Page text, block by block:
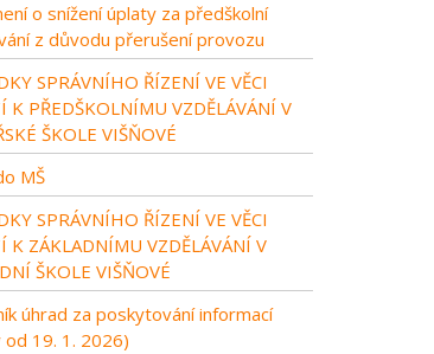
o snížení úplaty za předškolní
z důvodu přerušení provozu
SPRÁVNÍHO ŘÍZENÍ VE VĚCI
K PŘEDŠKOLNÍMU VZDĚLÁVÁNÍ V
ŠKOLE VIŠŇOVÉ
MŠ
SPRÁVNÍHO ŘÍZENÍ VE VĚCI
K ZÁKLADNÍMU VZDĚLÁVÁNÍ V
ŠKOLE VIŠŇOVÉ
úhrad za poskytování informací
od 19. 1. 2026)